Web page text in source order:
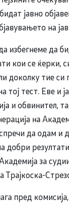
јавно
на
избегнеме да
кои се ќерки,
доколку тие си
тој тест. Еве и
и обвинител,
на
да одам и
добри
за
Трајкоска-
пред комисија,